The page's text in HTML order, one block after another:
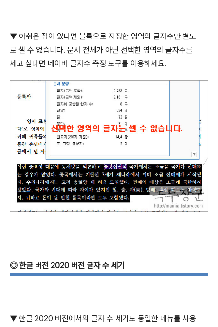
▼ 아쉬운 점이 있다면 블록으로 지정한 영역의 글자수만 별도
로 셀 수 없습니다. 문서 전체가 아닌 선택한 영역의 글자수를
세고 싶다면 네이버 글자수 측정 도구를 이용하세요.
◎ 한글 버전 2020 버전 글자 수 세기
▼ 한글 2020 버전에서의 글자 수 세기도 동일한 메뉴를 사용